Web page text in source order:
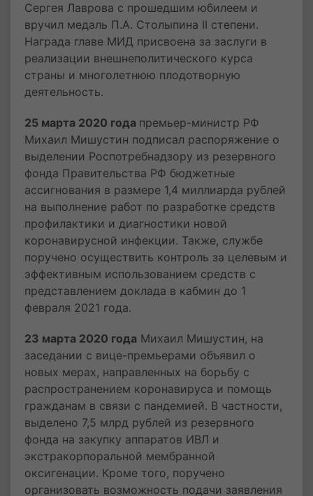
Сергея Лаврова с прошедшим юбилеем и
вручил медаль П.А. Столыпина II степени.
Награда главе МИД присвоена за заслуги в
реализации внешнеполитического курса
страны и многолетнюю плодотворную
деятельность.
25 марта 2020 года премьер-министр РФ
Михаил Мишустин подписал распоряжение о
выделении Роспотребнадзору из резервного
фонда Правительства РФ бюджетные
ассигнования в размере 1,4 миллиарда рублей
на выполнение работ по разработке средств
профилактики и диагностики новой
коронавирусной инфекции. Также, службе
поручено осуществить контроль за целевым и
эффективным использованием средств с
представлением доклада в кабмин до 1
февраля 2021 года.
23 марта 2020 года Михаил Мишустин, на
заседании с вице-премьерами объявил о
новых мерах, направленных на борьбу с
распространением коронавируса и помощь
гражданам в связи с пандемией. В частности,
выделено 7,5 млрд рублей из резервного
фонда на закупку аппаратов ИВЛ и
экстракорпоральной мембранной
оксигенации. Кроме того, поручено
организовать возможность подачи заявления